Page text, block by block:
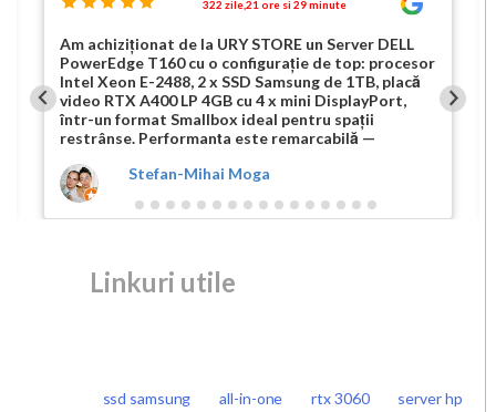
322 zile,21 ore si 29 minute
Am achiziționat de la URY STORE un Server DELL
PowerEdge T160 cu o configurație de top: procesor
Intel Xeon E-2488, 2 x SSD Samsung de 1TB, placă
video RTX A400 LP 4GB cu 4 x mini DisplayPort,
într-un format Smallbox ideal pentru spații
restrânse. Performanța este remarcabilă —
fiind perfect pentru medii de virtualizare,
dezvoltare software și aplicații grafice. Livrarea a
fost rapidă și fără incidente, iar produsul a fost
suport oferit de echipa URY STORE: comunicare
clară, promptitudine și disponibilitate pentru orice
de încredere. Recomand cu toată încrederea acest
Stefan-Mihai Moga
Linkuri utile
ssd samsung all-in-one rtx 3060 server hp